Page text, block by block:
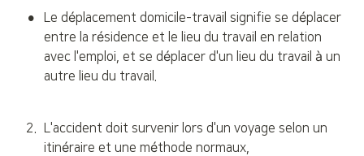
•
Le déplacement domicile-travail signifie se déplacer
entre la résidence et le lieu du travail en relation
avec l'emploi, et se déplacer d'un lieu du travail à un
autre lieu du travail.
2.
L'accident doit survenir lors d'un voyage selon un
itinéraire et une méthode normaux,